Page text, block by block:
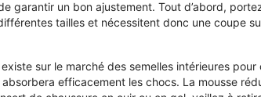
garantir un bon ajustement. Tout d’abord,
tailles et nécessitent donc une coupe
sur le marché des semelles intérieures pour
efficacement les chocs. La mousse